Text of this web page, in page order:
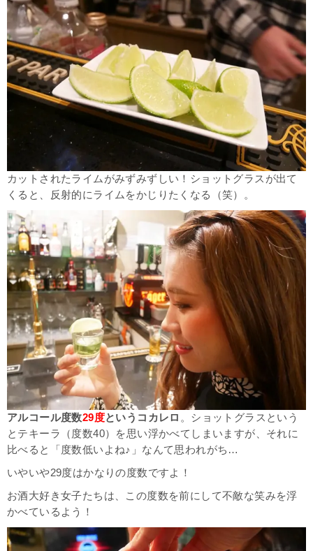
カットされたライムがみずみずしい！ショットグラスが出て
くると、反射的にライムをかじりたくなる（笑）。
アルコール度数29度というコカレロ 。ショットグラスという
とテキーラ（度数40）を思い浮かべてしまいますが、それに
比べると「度数低いよね♪」なんて思われがち…
いやいや29度はかなりの度数ですよ！
お酒大好き女子たちは、この度数を前にして不敵な笑みを浮
かべているよう！